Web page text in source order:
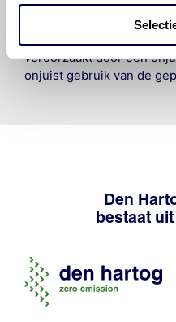
veilige en verantwoorde
vrijwaart en
veroorzaakt door een
onjuist gebruik van de
Den
bestaat uit